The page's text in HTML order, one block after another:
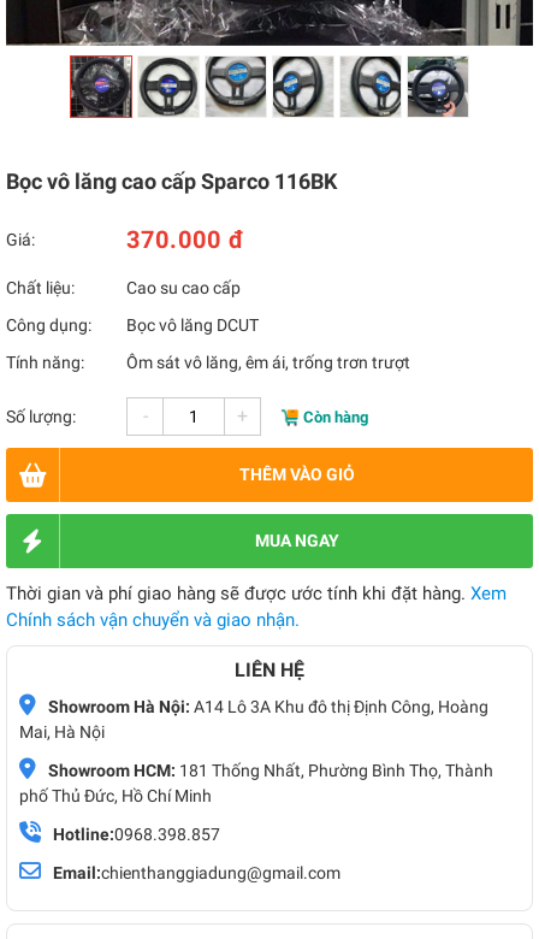
Bọc vô lăng cao cấp Sparco 116BK
Giá: 370.000 đ
Chất liệu:
Cao su cao cấp
Công dụng:
Bọc vô lăng DCUT
Tính năng:
Ôm sát vô lăng, êm ái, trống trơn trượt
Số lượng: - + Còn hàng
THÊM VÀO GIỎ
MUA NGAY
Thời gian và phí giao hàng sẽ được ước tính khi đặt hàng. Xem
Chính sách vận chuyển và giao nhận.
LIÊN HỆ
Showroom Hà Nội: A14 Lô 3A Khu đô thị Định Công, Hoàng
Mai, Hà Nội
Showroom HCM: 181 Thống Nhất, Phường Bình Thọ, Thành
phố Thủ Đức, Hồ Chí Minh
Hotline:0968.398.857
Email:chienthanggiadung@gmail.com